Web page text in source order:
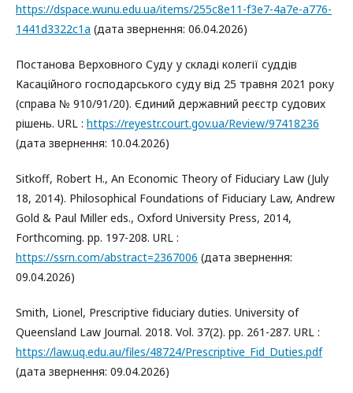
https://dspace.wunu.edu.ua/items/255c8e11-f3e7-4a7e-a776-
1441d3322c1a (дата звернення: 06.04.2026)
Постанова Верховного Суду у складі колегії суддів
Касаційного господарського суду від 25 травня 2021 року
(справа № 910/91/20). Єдиний державний реєстр судових
рішень. URL : https://reyestr.court.gov.ua/Review/97418236
(дата звернення: 10.04.2026)
Sitkoff, Robert H., An Economic Theory of Fiduciary Law (July
18, 2014). Philosophical Foundations of Fiduciary Law, Andrew
Gold & Paul Miller eds., Oxford University Press, 2014,
Forthcoming. pp. 197-208. URL :
https://ssrn.com/abstract=2367006 (дата звернення:
09.04.2026)
Smith, Lionel, Prescriptive fiduciary duties. University of
Queensland Law Journal. 2018. Vol. 37(2). pp. 261-287. URL :
https://law.uq.edu.au/files/48724/Prescriptive_Fid_Duties.pdf
(дата звернення: 09.04.2026)